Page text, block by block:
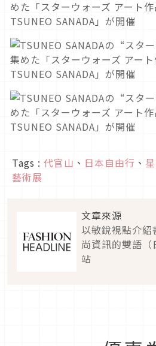
Tags : 代官山 、 日本自由行 、
藝術展
文章來源
以敏銳視點介
尚資訊的雙語
站